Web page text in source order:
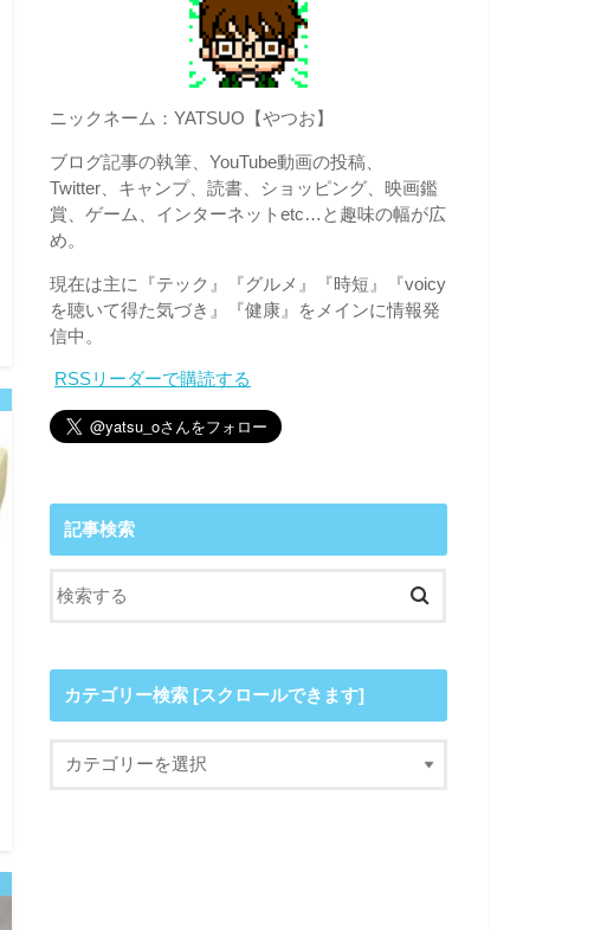
ニックネーム：YATSUO【やつお】
ブログ記事の執筆、YouTube動画の投稿、
Twitter、キャンプ、読書、ショッピング、映画鑑
賞、ゲーム、インターネットetc…と趣味の幅が広
め。
現在は主に『テック』『グルメ』『時短』『voicy
を聴いて得た気づき』『健康』をメインに情報発
信中。
RSSリーダーで購読する
記事検索
カテゴリー検索 [スクロールできます]